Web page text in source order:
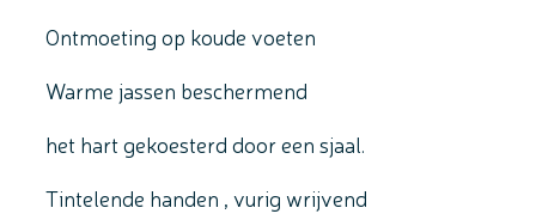
Ontmoeting op koude voeten
Warme jassen beschermend
het hart gekoesterd door een sjaal.
Tintelende handen , vurig wrijvend